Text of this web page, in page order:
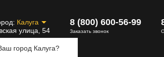
Калуга
город Калуга?
улица, 54
8 (800) 600-56-99
Заказать звонок